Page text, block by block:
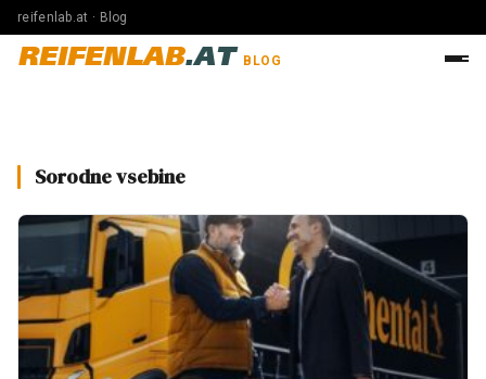
reifenlab.at · Blog
REIFENLAB.AT BLOG
Sorodne vsebine